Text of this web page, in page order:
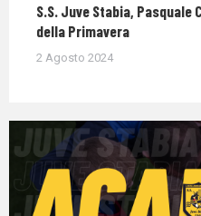
S.S. Juve Stabia, Pasquale
della Primavera
2 Agosto 2024